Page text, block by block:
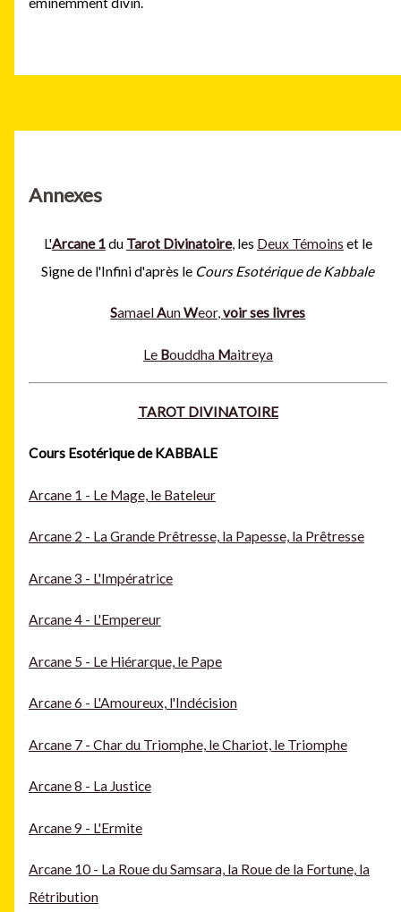
Annexes
L'Arcane 1du Tarot Divinatoire, les Deux Témoins et le
Signe de l'Infini d'après le Cours Esotérique de Kabbale
SamaelAunWeor,voir ses livres
Le Bouddha Maitreya
TAROT DIVINATOIRE
Cours Esotérique de KABBALE
Arcane 1 - Le Mage, le Bateleur
Arcane 2 - La Grande Prêtresse, la Papesse, la Prêtresse
Arcane 3 - L'Impératrice
Arcane 4 - L'Empereur
Arcane 5 - Le Hiérarque, le Pape
Arcane 6 - L'Amoureux, l'Indécision
Arcane 7 - Char du Triomphe, le Chariot, le Triomphe
Arcane 8 - La Justice
Arcane 9 - L'Ermite
Arcane 10 - La Roue du Samsara, la Roue de la Fortune, la
Rétribution